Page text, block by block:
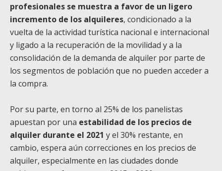
profesionales se muestra a favor de un ligero
incremento de los alquileres, condicionado a la
vuelta de la actividad turística nacional e internacional
y ligado a la recuperación de la movilidad y a la
consolidación de la demanda de alquiler por parte de
los segmentos de población que no pueden acceder a
la compra.
Por su parte, en torno al 25% de los panelistas
apuestan por una estabilidad de los precios de
alquiler durante el 2021 y el 30% restante, en
cambio, espera aún correcciones en los precios de
alquiler, especialmente en las ciudades donde